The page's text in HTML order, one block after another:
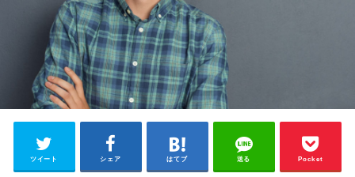
ツイート シェア はてブ 送る Pocket